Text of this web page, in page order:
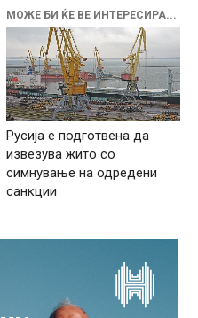
МОЖЕ БИ ЌЕ ВЕ ИНТЕРЕСИРА...
Русија е подготвена да
извезува жито со
симнување на одредени
санкции